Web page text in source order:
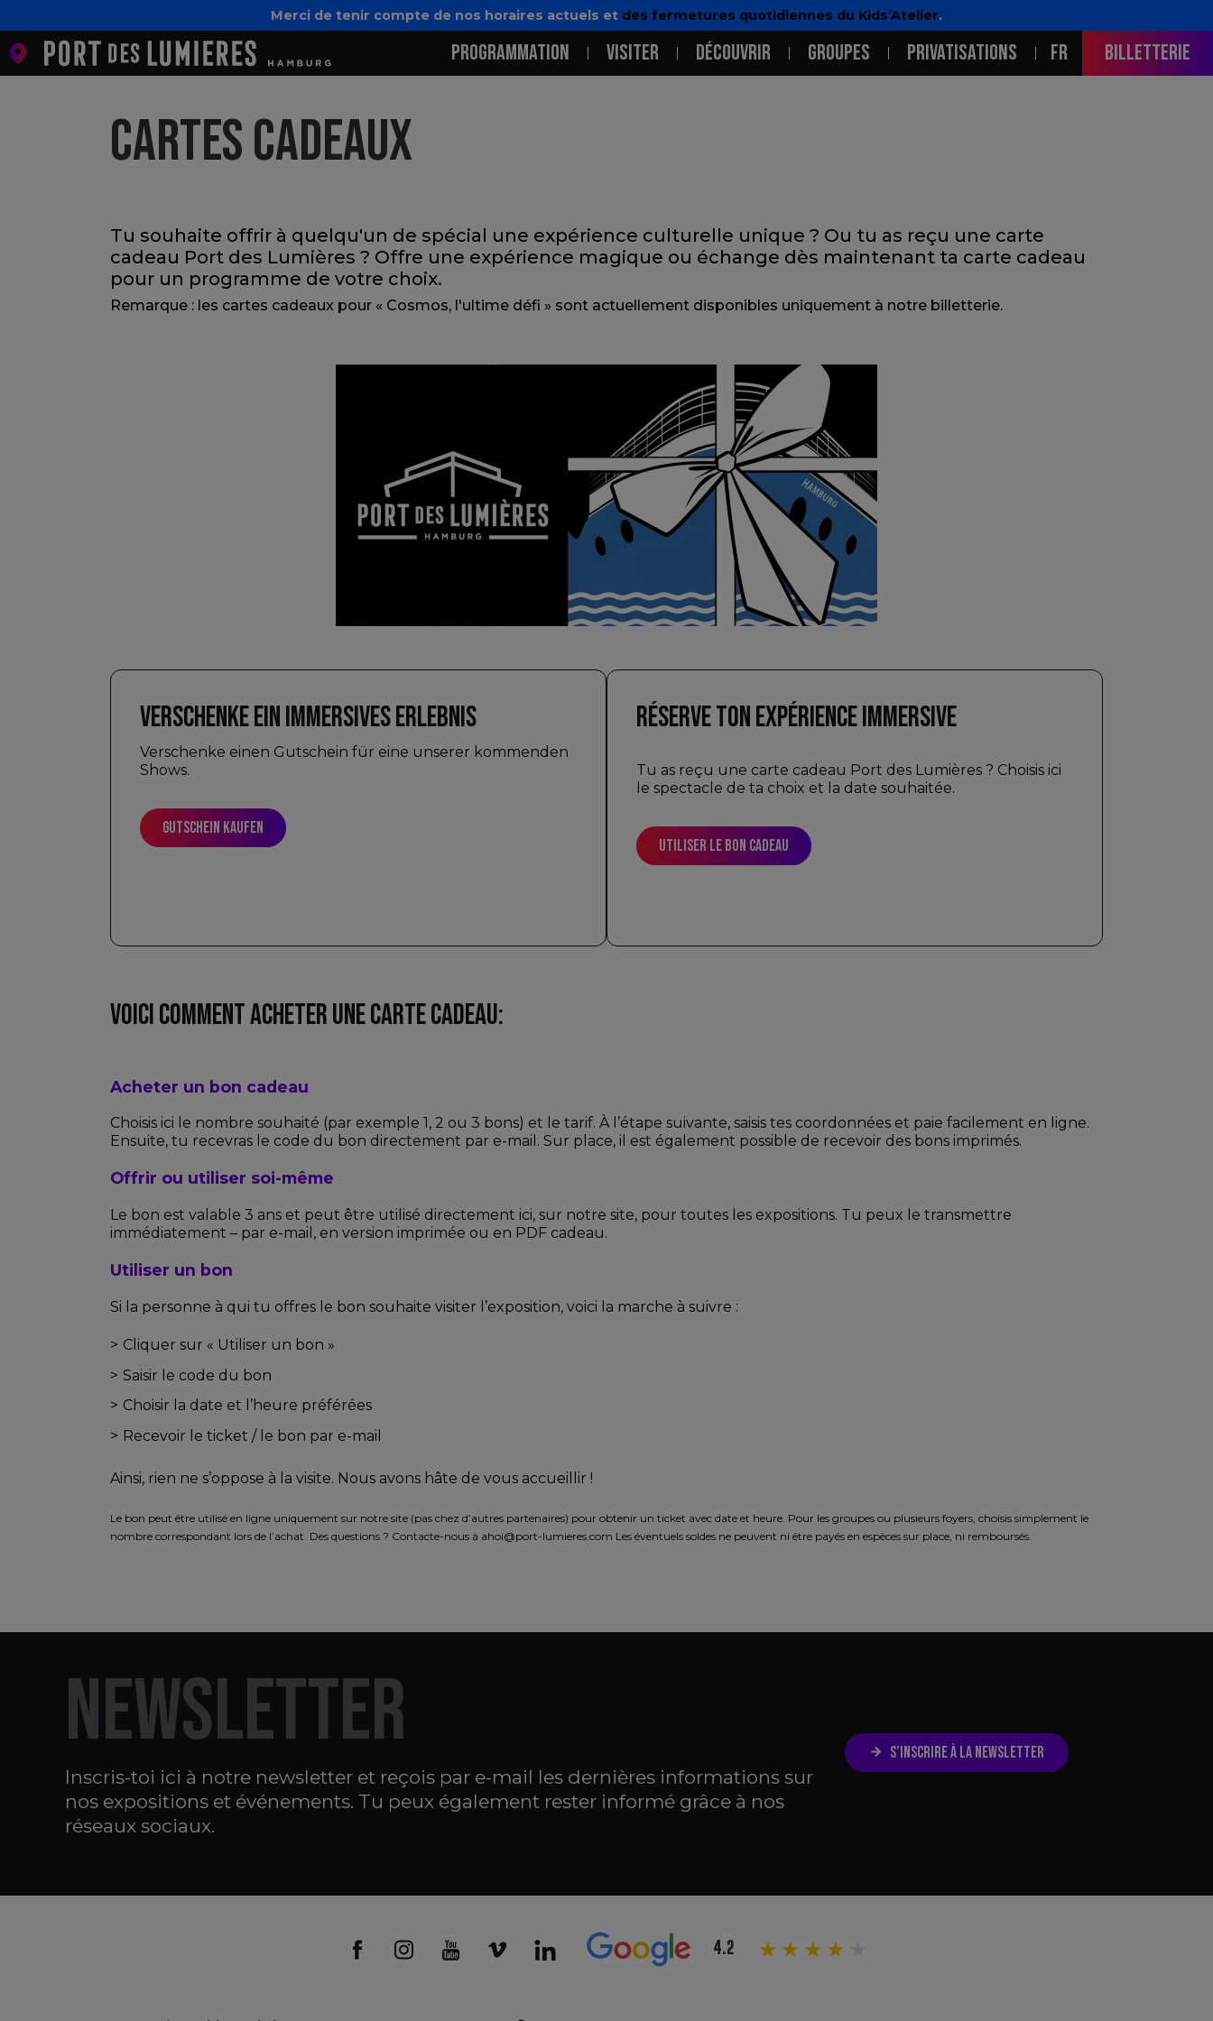
Merci de tenir compte de nos horaires actuels et des fermetures quotidiennes du Kids’Atelier.
NAVIGATION PRINCIPALE
PROGRAMMATION VISITER DÉCOUVRIR GROUPES PRIVATISATIONS FR Billetterie
CARTES CADEAUX
Tu souhaite offrir à quelqu'un de spécial une expérience culturelle unique ? Ou tu as reçu une carte
cadeau Port des Lumières ? Offre une expérience magique ou échange dès maintenant ta carte cadeau
pour un programme de votre choix.
Remarque : les cartes cadeaux pour « Cosmos, l'ultime défi » sont actuellement disponibles uniquement à notre billetterie.
VERSCHENKE EIN IMMERSIVES ERLEBNIS
Verschenke einen Gutschein für eine unserer kommenden
Shows.
Gutschein kaufen
RÉSERVE TON EXPÉRIENCE IMMERSIVE
Tu as reçu une carte cadeau Port des Lumières ? Choisis ici
le spectacle de ta choix et la date souhaitée.
utiliser le bon cadeau
VOICI COMMENT ACHETER UNE CARTE CADEAU:
Acheter un bon cadeau
Choisis ici le nombre souhaité (par exemple 1, 2 ou 3 bons) et le tarif. À l’étape suivante, saisis tes coordonnées et paie facilement en ligne.
Ensuite, tu recevras le code du bon directement par e-mail. Sur place, il est également possible de recevoir des bons imprimés.
Offrir ou utiliser soi-même
Le bon est valable 3 ans et peut être utilisé directement ici, sur notre site, pour toutes les expositions. Tu peux le transmettre
immédiatement – par e-mail, en version imprimée ou en PDF cadeau.
Utiliser un bon
Si la personne à qui tu offres le bon souhaite visiter l’exposition, voici la marche à suivre :
Cliquer sur « Utiliser un bon »
Saisir le code du bon
Choisir la date et l’heure préférées
Recevoir le ticket / le bon par e-mail
Ainsi, rien ne s’oppose à la visite. Nous avons hâte de vous accueillir !
Le bon peut être utilisé en ligne uniquement sur notre site (pas chez d’autres partenaires) pour obtenir un ticket avec date et heure. Pour les groupes ou plusieurs foyers, choisis simplement le
nombre correspondant lors de l’achat. Des questions ? Contacte-nous à ahoi@port-lumieres.com Les éventuels soldes ne peuvent ni être payés en espèces sur place, ni remboursés.
NEWSLETTER
Inscris-toi ici à notre newsletter et reçois par e-mail les dernières informations sur
nos expositions et événements. Tu peux également rester informé grâce à nos
réseaux sociaux.
S’INSCRIRE À LA NEWSLETTER
4.2